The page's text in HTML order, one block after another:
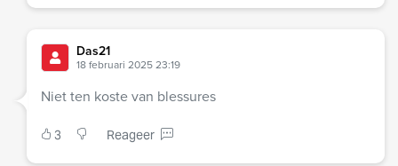
Das21
18 februari 2025 23:19
Niet ten koste van blessures
3 Reageer